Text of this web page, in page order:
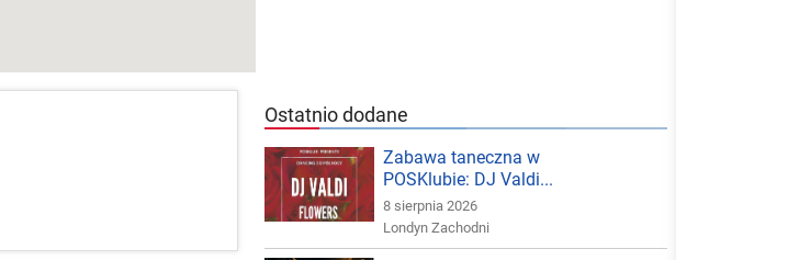
Ostatnio dodane
Zabawa taneczna w
POSKlubie: DJ Valdi...
8 sierpnia 2026
Londyn Zachodni